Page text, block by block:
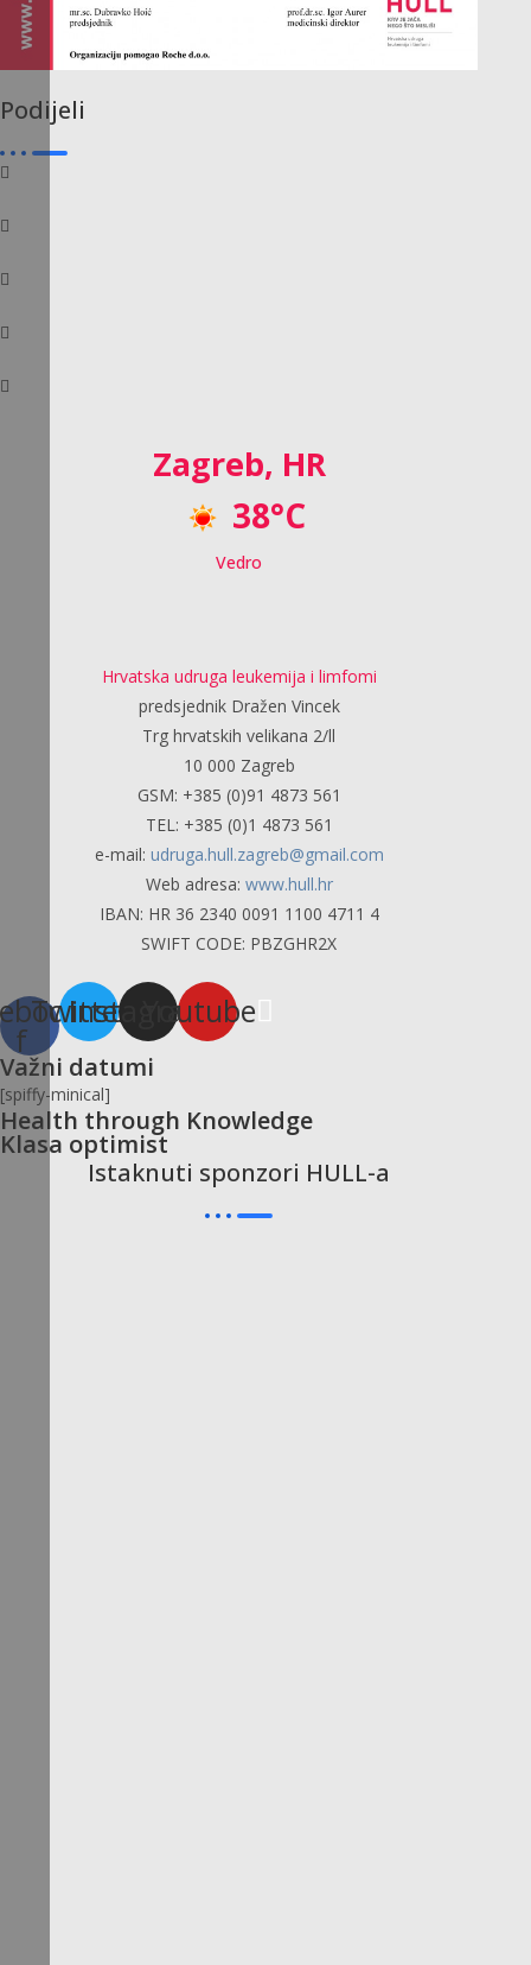
Podijeli
Zagreb, HR
38°C
Vedro
Hrvatska udruga leukemija i limfomi
predsjednik Dražen Vincek
Trg hrvatskih velikana 2/ll
10 000 Zagreb
GSM: +385 (0)91 4873 561
TEL: +385 (0)1 4873 561
e-mail: udruga.hull.zagreb@gmail.com
Web adresa: www.hull.hr
IBAN: HR 36 2340 0091 1100 4711 4
SWIFT CODE: PBZGHR2X
f
Twitter
InstagramYoutube
Važni datumi
[spiffy-minical]
Health through Knowledge
Klasa optimist
Istaknuti sponzori HULL-a